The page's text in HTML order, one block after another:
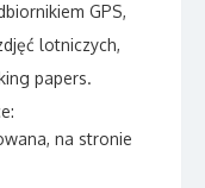
GPS,
lotniczych,
papers.
na stronie